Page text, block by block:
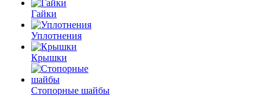
Гайки
Уплотнения
Крышки
Стопорные шайбы